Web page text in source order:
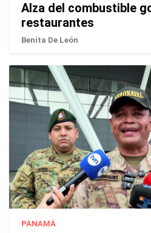
Alza del combustible
restaurantes
Benita De León
PANAMÁ